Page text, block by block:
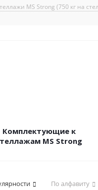
MS Strong (750 кг на
Комплектующие к
MS Strong
По алфавиту